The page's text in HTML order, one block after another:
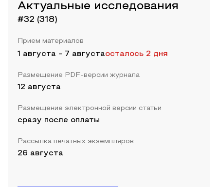
Актуальные исследования
#32 (318)
Прием материалов
1 августа - 7 августаосталось 2 дня
Размещение PDF-версии журнала
12 августа
Размещение электронной версии статьи
сразу после оплаты
Рассылка печатных экземпляров
26 августа